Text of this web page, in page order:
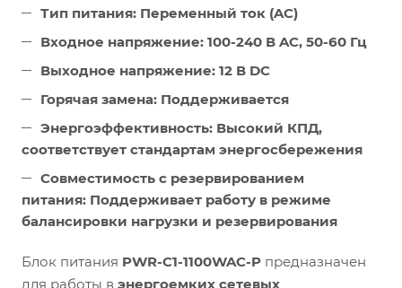
Тип питания: Переменный ток (AC)
Входное напряжение: 100-240 В AC, 50-60 Гц
Выходное напряжение: 12 В DC
Горячая замена: Поддерживается
Энергоэффективность: Высокий КПД,
соответствует стандартам энергосбережения
Совместимость с резервированием
питания: Поддерживает работу в режиме
балансировки нагрузки и резервирования
Блок питания PWR-C1-1100WAC-P предназначен
для работы в энергоемких сетевых